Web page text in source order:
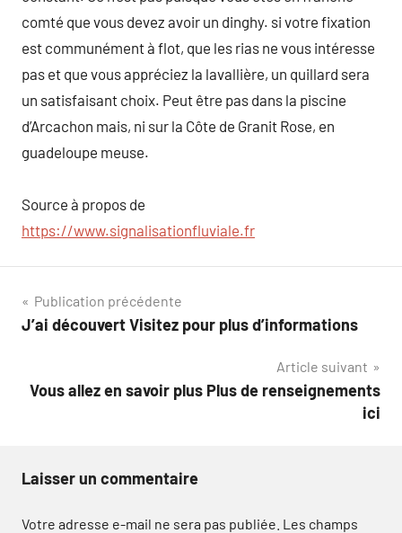
comté que vous devez avoir un dinghy. si votre fixation
est communément à flot, que les rias ne vous intéresse
pas et que vous appréciez la lavallière, un quillard sera
un satisfaisant choix. Peut être pas dans la piscine
d’Arcachon mais, ni sur la Côte de Granit Rose, en
guadeloupe meuse.
Source à propos de
https://www.signalisationfluviale.fr
Navigation
de
Publication précédente
J’ai découvert Visitez pour plus d’informations
Article suivant
Vous allez en savoir plus Plus de renseignements
ici
Laisser un commentaire
Votre adresse e-mail ne sera pas publiée. Les champs